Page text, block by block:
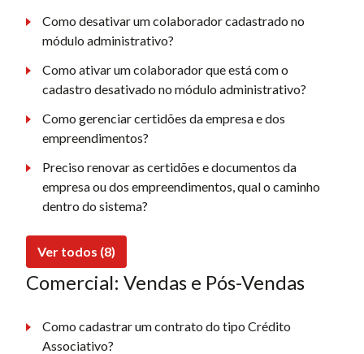
Como desativar um colaborador cadastrado no
módulo administrativo?
Como ativar um colaborador que está com o
cadastro desativado no módulo administrativo?
Como gerenciar certidões da empresa e dos
empreendimentos?
Preciso renovar as certidões e documentos da
empresa ou dos empreendimentos, qual o caminho
dentro do sistema?
Ver todos (8)
Comercial: Vendas e Pós-Vendas
Como cadastrar um contrato do tipo Crédito
Associativo?